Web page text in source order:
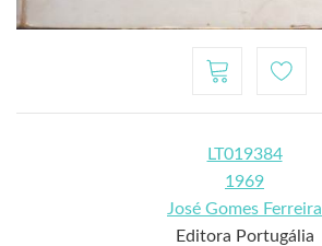
LT019384
1969
José Gomes Ferreira
Editora Portugália